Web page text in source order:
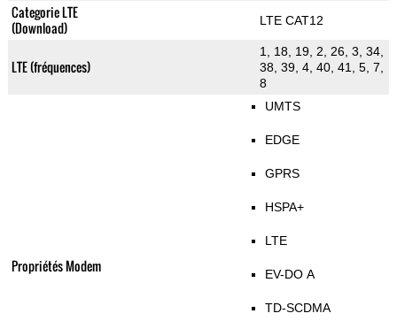
Categorie LTE
(Download)
LTE CAT12
LTE (fréquences)
1, 18, 19, 2, 26, 3, 34,
38, 39, 4, 40, 41, 5, 7,
8
Propriétés Modem
UMTS
EDGE
GPRS
HSPA+
LTE
EV-DO A
TD-SCDMA